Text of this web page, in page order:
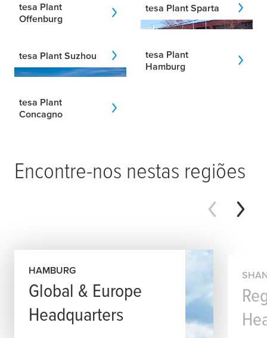
tesa Plant
Offenburg
tesa Plant Sparta
tesa Plant Suzhou tesa Plant
Hamburg
tesa Plant
Concagno
Encontre-nos nestas regiões
HAMBURG
Global & Europe
Headquarters